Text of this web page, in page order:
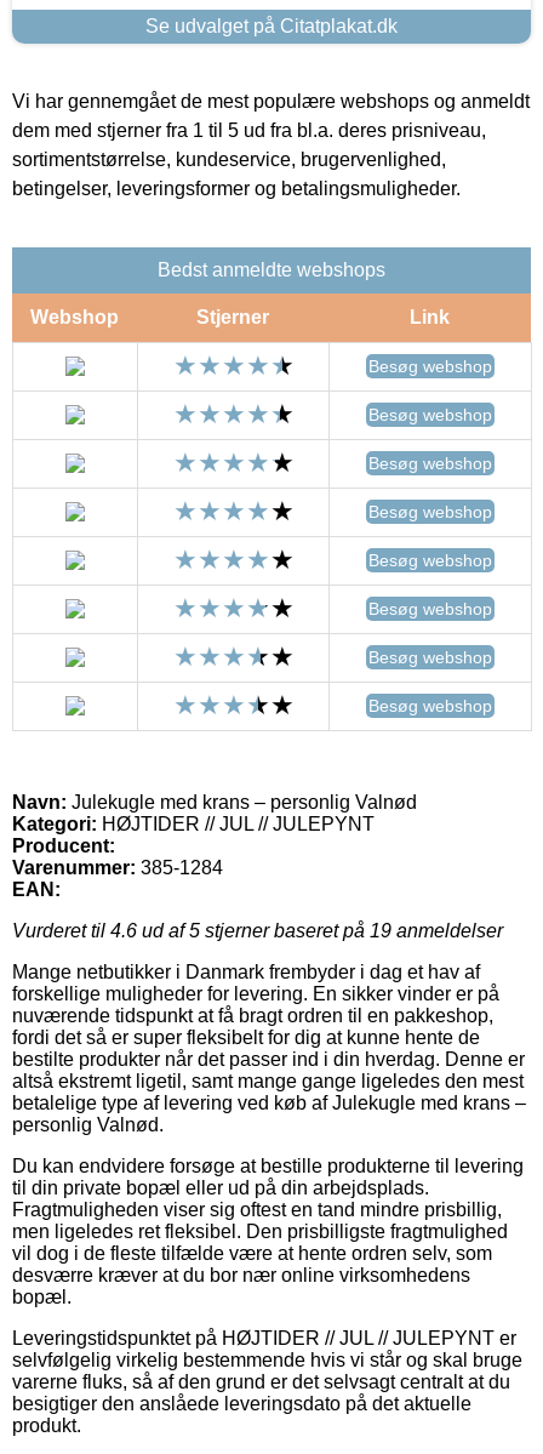
Se udvalget på Citatplakat.dk
Vi har gennemgået de mest populære webshops og anmeldt
dem med stjerner fra 1 til 5 ud fra bl.a. deres prisniveau,
sortimentstørrelse, kundeservice, brugervenlighed,
betingelser, leveringsformer og betalingsmuligheder.
Bedst anmeldte webshops
Webshop Stjerner Link
Besøg webshop
Besøg webshop
Besøg webshop
Besøg webshop
Besøg webshop
Besøg webshop
Besøg webshop
Besøg webshop
Navn: Julekugle med krans – personlig Valnød
Kategori: HØJTIDER // JUL // JULEPYNT
Producent:
Varenummer: 385-1284
EAN:
Vurderet til 4.6 ud af 5 stjerner baseret på 19 anmeldelser
Mange netbutikker i Danmark frembyder i dag et hav af
forskellige muligheder for levering. En sikker vinder er på
nuværende tidspunkt at få bragt ordren til en pakkeshop,
fordi det så er super fleksibelt for dig at kunne hente de
bestilte produkter når det passer ind i din hverdag. Denne er
altså ekstremt ligetil, samt mange gange ligeledes den mest
betalelige type af levering ved køb af Julekugle med krans –
personlig Valnød.
Du kan endvidere forsøge at bestille produkterne til levering
til din private bopæl eller ud på din arbejdsplads.
Fragtmuligheden viser sig oftest en tand mindre prisbillig,
men ligeledes ret fleksibel. Den prisbilligste fragtmulighed
vil dog i de fleste tilfælde være at hente ordren selv, som
desværre kræver at du bor nær online virksomhedens
bopæl.
Leveringstidspunktet på HØJTIDER // JUL // JULEPYNT er
selvfølgelig virkelig bestemmende hvis vi står og skal bruge
varerne fluks, så af den grund er det selvsagt centralt at du
besigtiger den anslåede leveringsdato på det aktuelle
produkt.